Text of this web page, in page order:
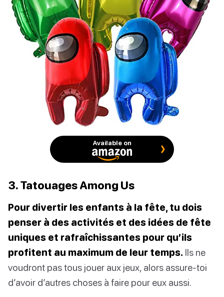
Available on
3. Tatouages Among Us
Pour divertir les enfants à la fête, tu dois
penser à des activités et des idées de fête
uniques et rafraîchissantes pour qu’ils
profitent au maximum de leur temps. Ils ne
voudront pas tous jouer aux jeux, alors assure-toi
d’avoir d’autres choses à faire pour eux aussi.